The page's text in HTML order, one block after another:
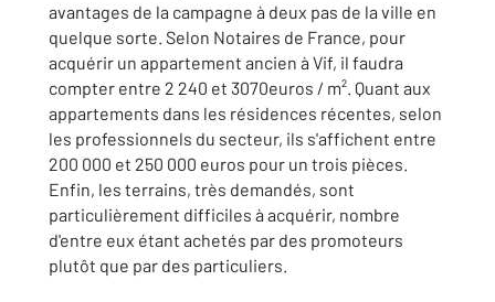
avantages de la campagne à deux pas de la ville en
quelque sorte. Selon Notaires de France, pour
acquérir un appartement ancien à Vif, il faudra
compter entre 2 240 et 3070euros / m². Quant aux
appartements dans les résidences récentes, selon
les professionnels du secteur, ils s'affichent entre
200 000 et 250 000 euros pour un trois pièces.
Enfin, les terrains, très demandés, sont
particulièrement difficiles à acquérir, nombre
d'entre eux étant achetés par des promoteurs
plutôt que par des particuliers.